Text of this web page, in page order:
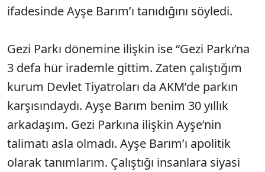
ifadesinde Ayşe Barım’ı tanıdığını söyledi.
Gezi Parkı dönemine ilişkin ise “Gezi Parkı’na
3 defa hür irademle gittim. Zaten çalıştığım
kurum Devlet Tiyatroları da AKM’de parkın
karşısındaydı. Ayşe Barım benim 30 yıllık
arkadaşım. Gezi Parkına ilişkin Ayşe’nin
talimatı asla olmadı. Ayşe Barım’ı apolitik
olarak tanımlarım. Çalıştığı insanlara siyasi